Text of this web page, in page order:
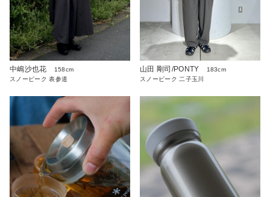
中嶋沙也花
158cm
スノーピーク 表参道
山田 剛司/PONTY
183cm
スノーピーク 二子玉川